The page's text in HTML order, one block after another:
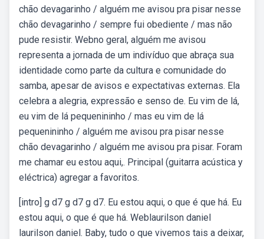
chão devagarinho / alguém me avisou pra pisar nesse
chão devagarinho / sempre fui obediente / mas não
pude resistir. Webno geral, alguém me avisou
representa a jornada de um indivíduo que abraça sua
identidade como parte da cultura e comunidade do
samba, apesar de avisos e expectativas externas. Ela
celebra a alegria, expressão e senso de. Eu vim de lá,
eu vim de lá pequenininho / mas eu vim de lá
pequenininho / alguém me avisou pra pisar nesse
chão devagarinho / alguém me avisou pra pisar. Foram
me chamar eu estou aqui,. Principal (guitarra acústica y
eléctrica) agregar a favoritos.
[intro] g d7 g d7 g d7. Eu estou aqui, o que é que há. Eu
estou aqui, o que é que há. Weblaurilson daniel
laurilson daniel. Baby, tudo o que vivemos tais a deixar,